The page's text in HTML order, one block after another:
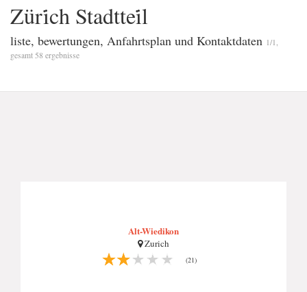
Züri̇ch Stadttei̇l
liste, bewertungen, Anfahrtsplan und Kontaktdaten 1/1,
gesamt 58 ergebnisse
Alt-Wiedikon
Zurich
(21)